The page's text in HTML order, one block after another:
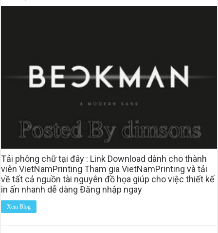
Tải phông chữ tại đây : Link Download dành cho thành
viên VietNamPrinting Tham gia VietNamPrinting và tải
về tất cả nguồn tài nguyên đồ họa giúp cho việc thiết kế
in ấn nhanh dễ dàng Đăng nhập ngay
Xem Blog